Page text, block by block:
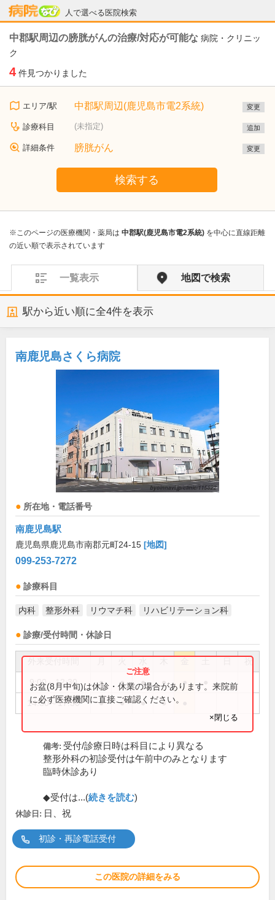
人で選べる医院検索
病院なび
中郡駅周辺の膀胱がんの治療/対応が可能な 病院・クリニッ
ク
4 件見つかりました
エリア/駅 中郡駅周辺(鹿児島市電2系統) 変更
診療科目 (未指定) 追加
詳細条件 膀胱がん 変更
検索する
※このページの医療機関・薬局は 中郡駅(鹿児島市電2系統) を中心に直線距離
の近い順で表示されています
一覧表示 地図で検索
駅から近い順に全4件を表示
南鹿児島さくら病院
所在地・電話番号
南鹿児島駅
鹿児島県鹿児島市南郡元町24-15 [地図]
099-253-7272
診療科目
内科 整形外科 リウマチ科 リハビリテーション科
診療/受付時間・休診日
祝
9:00～12:30 ● ● ● ● ●
14:30～17:30 ● ● ● ●
お盆(8月中旬)は休診・休業の場合があります。来院前
に必ず医療機関に直接ご確認ください。
×閉じる
備考: 受付/診療日時は科目により異なる
整形外科の初診受付は午前中のみとなります
臨時休診あり
◆受付は...(続きを読む)
休診日: 日、祝
初診・再診電話受付
この医院の詳細をみる